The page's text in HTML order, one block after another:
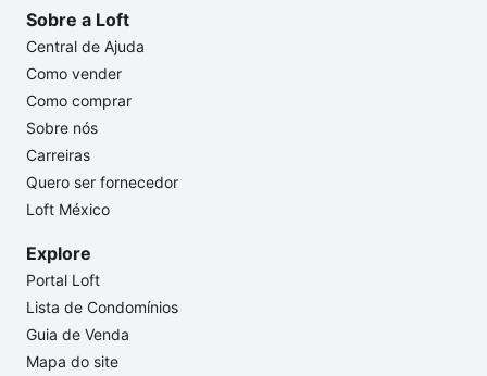
Sobre a Loft
Central de Ajuda
Como vender
Como comprar
Sobre nós
Carreiras
Quero ser fornecedor
Loft México
Explore
Portal Loft
Lista de Condomínios
Guia de Venda
Mapa do site